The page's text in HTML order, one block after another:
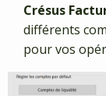
Crésus
différents
pour vos